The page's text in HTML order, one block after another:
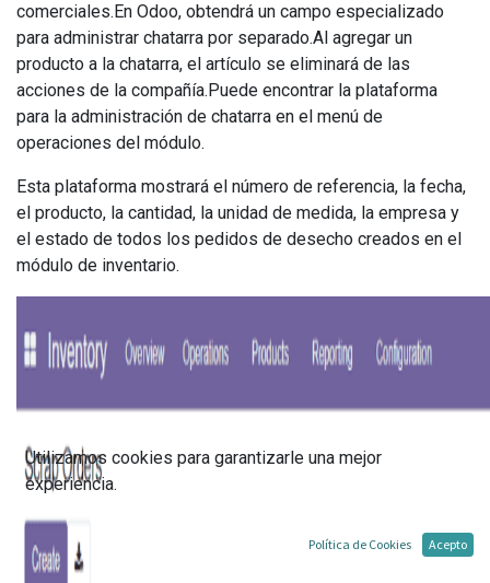
comerciales.En Odoo, obtendrá un campo especializado
para administrar chatarra por separado.Al agregar un
producto a la chatarra, el artículo se eliminará de las
acciones de la compañía.Puede encontrar la plataforma
para la administración de chatarra en el menú de
operaciones del módulo.
Esta plataforma mostrará el número de referencia, la fecha,
el producto, la cantidad, la unidad de medida, la empresa y
el estado de todos los pedidos de desecho creados en el
módulo de inventario.
Utilizamos cookies para garantizarle una mejor
experiencia.
Política de Cookies Acepto